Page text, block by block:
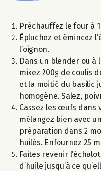
Préchauffez le four à
Épluchez et émincez
l’oignon.
Dans un blender ou à
mixez 200g de coulis
et la moitié du basilic
homogène. Salez,
Cassez les œufs dans
mélangez bien avec
préparation dans 2
huilés. Enfournez 25
Faites revenir
d’huile jusqu’à ce